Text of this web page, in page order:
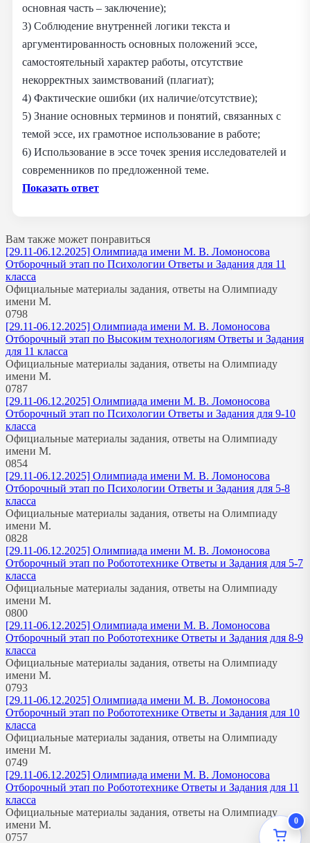
основная часть – заключение);
3) Соблюдение внутренней логики текста и
аргументированность основных положений эссе,
самостоятельный характер работы, отсутствие
некорректных заимствований (плагиат);
4) Фактические ошибки (их наличие/отсутствие);
5) Знание основных терминов и понятий, связанных с
темой эссе, их грамотное использование в работе;
6) Использование в эссе точек зрения исследователей и
современников по предложенной теме.
Показать ответ
Вам также может понравиться
[29.11-06.12.2025] Олимпиада имени М. В. Ломоносова
Отборочный этап по Психологии Ответы и Задания для 11
класса
Официальные материалы задания, ответы на Олимпиаду
имени М.
0798
[29.11-06.12.2025] Олимпиада имени М. В. Ломоносова
Отборочный этап по Высоким технологиям Ответы и Задания
для 11 класса
Официальные материалы задания, ответы на Олимпиаду
имени М.
0787
[29.11-06.12.2025] Олимпиада имени М. В. Ломоносова
Отборочный этап по Психологии Ответы и Задания для 9-10
класса
Официальные материалы задания, ответы на Олимпиаду
имени М.
0854
[29.11-06.12.2025] Олимпиада имени М. В. Ломоносова
Отборочный этап по Психологии Ответы и Задания для 5-8
класса
Официальные материалы задания, ответы на Олимпиаду
имени М.
0828
[29.11-06.12.2025] Олимпиада имени М. В. Ломоносова
Отборочный этап по Робототехнике Ответы и Задания для 5-7
класса
Официальные материалы задания, ответы на Олимпиаду
имени М.
0800
[29.11-06.12.2025] Олимпиада имени М. В. Ломоносова
Отборочный этап по Робототехнике Ответы и Задания для 8-9
класса
Официальные материалы задания, ответы на Олимпиаду
имени М.
0793
[29.11-06.12.2025] Олимпиада имени М. В. Ломоносова
Отборочный этап по Робототехнике Ответы и Задания для 10
класса
Официальные материалы задания, ответы на Олимпиаду
имени М.
0749
[29.11-06.12.2025] Олимпиада имени М. В. Ломоносова
Отборочный этап по Робототехнике Ответы и Задания для 11
класса
Официальные материалы задания, ответы на Олимпиаду
имени М.
0757
0